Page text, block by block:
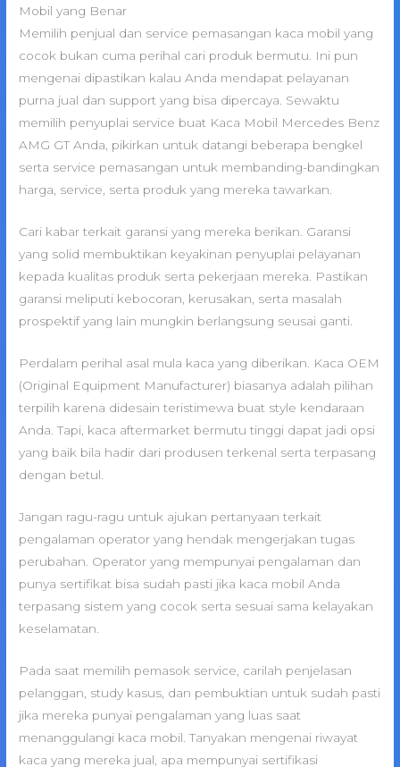
Mobil yang Benar
Memilih penjual dan service pemasangan kaca mobil yang
cocok bukan cuma perihal cari produk bermutu. Ini pun
mengenai dipastikan kalau Anda mendapat pelayanan
purna jual dan support yang bisa dipercaya. Sewaktu
memilih penyuplai service buat Kaca Mobil Mercedes Benz
AMG GT Anda, pikirkan untuk datangi beberapa bengkel
serta service pemasangan untuk membanding-bandingkan
harga, service, serta produk yang mereka tawarkan.
Cari kabar terkait garansi yang mereka berikan. Garansi
yang solid membuktikan keyakinan penyuplai pelayanan
kepada kualitas produk serta pekerjaan mereka. Pastikan
garansi meliputi kebocoran, kerusakan, serta masalah
prospektif yang lain mungkin berlangsung seusai ganti.
Perdalam perihal asal mula kaca yang diberikan. Kaca OEM
(Original Equipment Manufacturer) biasanya adalah pilihan
terpilih karena didesain teristimewa buat style kendaraan
Anda. Tapi, kaca aftermarket bermutu tinggi dapat jadi opsi
yang baik bila hadir dari produsen terkenal serta terpasang
dengan betul.
Jangan ragu-ragu untuk ajukan pertanyaan terkait
pengalaman operator yang hendak mengerjakan tugas
perubahan. Operator yang mempunyai pengalaman dan
punya sertifikat bisa sudah pasti jika kaca mobil Anda
terpasang sistem yang cocok serta sesuai sama kelayakan
keselamatan.
Pada saat memilih pemasok service, carilah penjelasan
pelanggan, study kasus, dan pembuktian untuk sudah pasti
jika mereka punyai pengalaman yang luas saat
menanggulangi kaca mobil. Tanyakan mengenai riwayat
kaca yang mereka jual, apa mempunyai sertifikasi